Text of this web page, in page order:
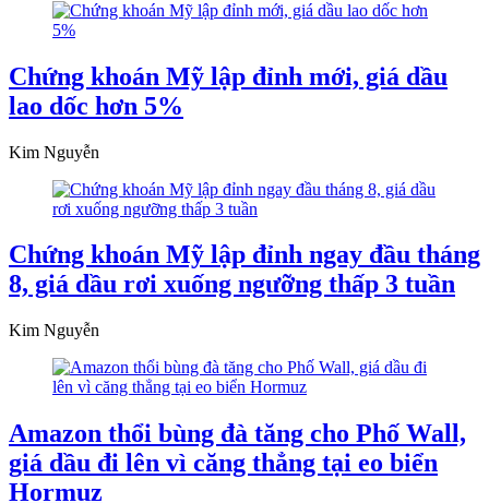
Chứng khoán Mỹ lập đỉnh mới, giá dầu
lao dốc hơn 5%
Kim Nguyễn
Chứng khoán Mỹ lập đỉnh ngay đầu tháng
8, giá dầu rơi xuống ngưỡng thấp 3 tuần
Kim Nguyễn
Amazon thổi bùng đà tăng cho Phố Wall,
giá dầu đi lên vì căng thẳng tại eo biển
Hormuz